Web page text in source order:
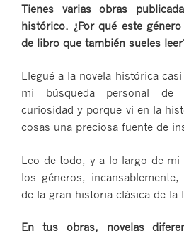
Tienes varias obras
histórico. ¿Por qué este
de libro que también sueles
Llegué a la novela histórica
mi búsqueda personal
curiosidad y porque vi en la
cosas una preciosa fuente de
Leo de todo, y a lo largo de mi
los géneros,
de la gran historia clásica de la
En tus obras, novelas